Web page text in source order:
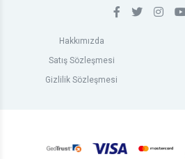
Hakkımızda
Satış Sözleşmesi
Gizlilik Sözleşmesi